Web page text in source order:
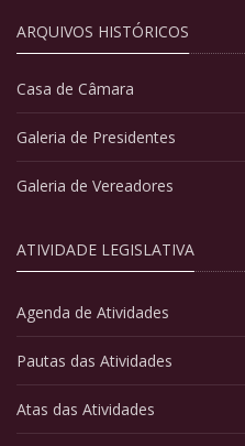
ARQUIVOS HISTÓRICOS
Casa de Câmara
Galeria de Presidentes
Galeria de Vereadores
ATIVIDADE LEGISLATIVA
Agenda de Atividades
Pautas das Atividades
Atas das Atividades